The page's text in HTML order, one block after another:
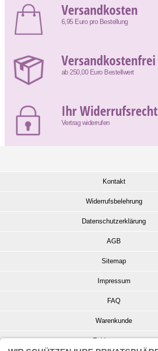
Versandkosten
6,95 Euro pro Bestellung
Versandkostenfrei
ab 250,00 Euro Bestellwert
Ihr Widerrufsrecht
Vertrag widerrufen
Kontakt
Widerrufsbelehrung
Datenschutzerklärung
AGB
Sitemap
Impressum
FAQ
Warenkunde
Zahlungsarten